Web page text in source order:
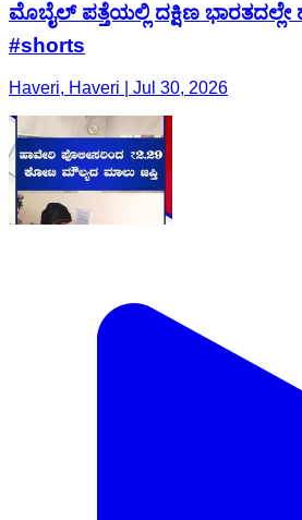
ಮೊಬೈಲ್ ಪತ್ತೆಯಲ್ಲಿ ದಕ್ಷಿಣ ಭಾರತದಲ್ಲೇ
#shorts
Haveri, Haveri | Jul 30, 2026